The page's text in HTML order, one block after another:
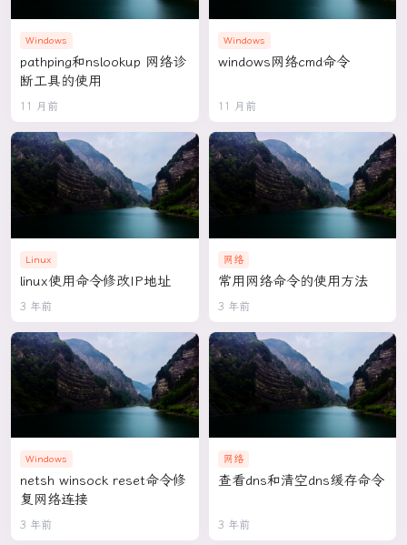
Windows
pathping和nslookup 网络诊
断工具的使用
11 月前
Windows
windows网络cmd命令
11 月前
Linux
linux使用命令修改IP地址
3 年前
网络
常用网络命令的使用方法
3 年前
Windows
netsh winsock reset命令修
复网络连接
3 年前
网络
查看dns和清空dns缓存命令
3 年前